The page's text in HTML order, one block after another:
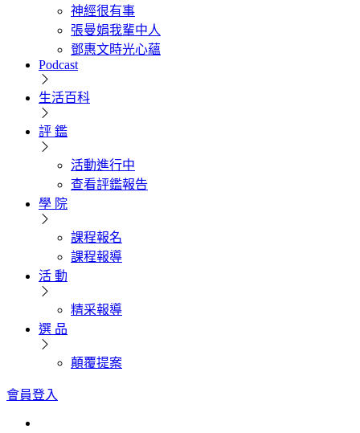
神經很有事
張曼娟我輩中人
鄧惠文時光心蘊
Podcast
生活百科
評 鑑
活動進行中
查看評鑑報告
學 院
課程報名
課程報導
活 動
精采報導
選 品
顛覆提案
會員登入